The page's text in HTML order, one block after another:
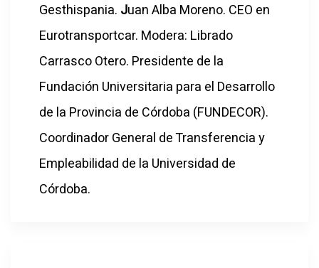
Gesthispania. Juan Alba Moreno. CEO en
Eurotransportcar. Modera: Librado
Carrasco Otero. Presidente de la
Fundación Universitaria para el Desarrollo
de la Provincia de Córdoba (FUNDECOR).
Coordinador General de Transferencia y
Empleabilidad de la Universidad de
Córdoba.